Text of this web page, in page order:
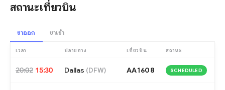
สถานะเที่ยวบิน
ขาออก ขาเข้า
เวลา ปลายทาง เที่ยวบิน สถานะ
20:02 15:30 Dallas (DFW) AA1608 SCHEDULED